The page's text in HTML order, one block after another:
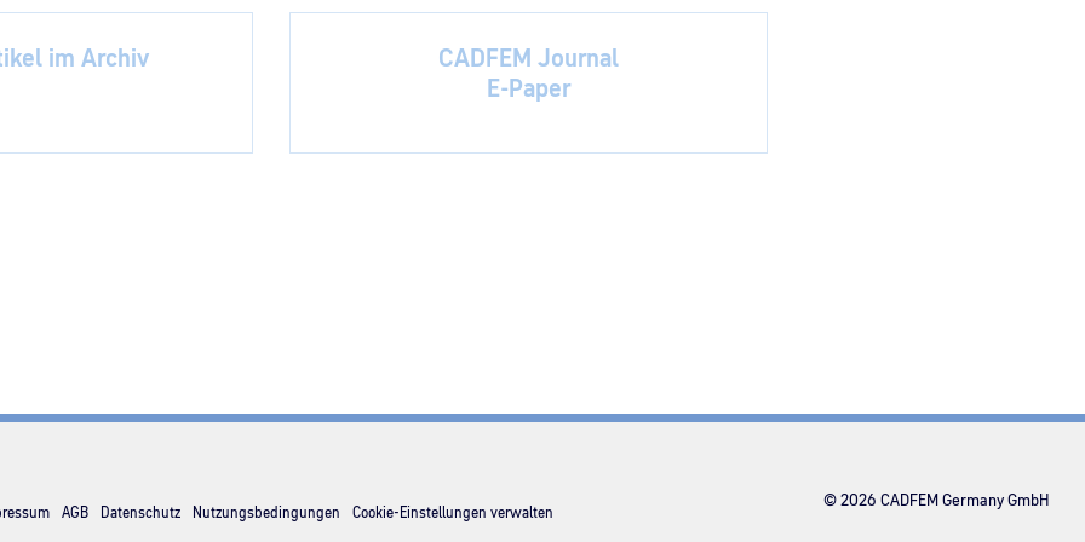
im Archiv
CADFEM Journal
E-Paper
AGB Datenschutz Nutzungsbedingungen Cookie-Einstellungen verwalten
© 2026 CADFEM Germany GmbH